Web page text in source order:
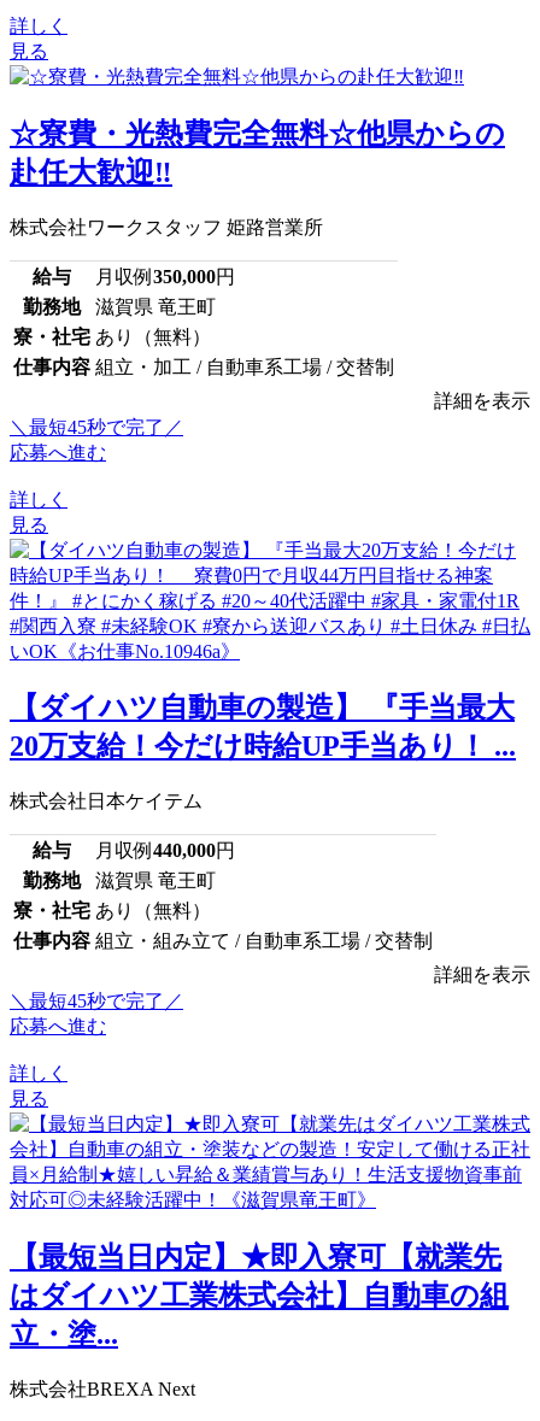
詳しく
見る
☆寮費・光熱費完全無料☆他県からの
赴任大歓迎‼
株式会社ワークスタッフ 姫路営業所
給与 月収例 350,000円
勤務地
滋賀県 竜王町
寮・社宅 あり（無料）
仕事内容 組立・加工 / 自動車系工場 / 交替制
詳細を表示
＼最短45秒で完了／
応募へ進む
詳しく
見る
【ダイハツ自動車の製造】 『手当最大
20万支給！今だけ時給UP手当あり！ ...
株式会社日本ケイテム
給与 月収例 440,000円
勤務地
滋賀県 竜王町
寮・社宅 あり（無料）
仕事内容 組立・組み立て / 自動車系工場 / 交替制
詳細を表示
＼最短45秒で完了／
応募へ進む
詳しく
見る
【最短当日内定】★即入寮可【就業先
はダイハツ工業株式会社】自動車の組
立・塗...
株式会社BREXA Next